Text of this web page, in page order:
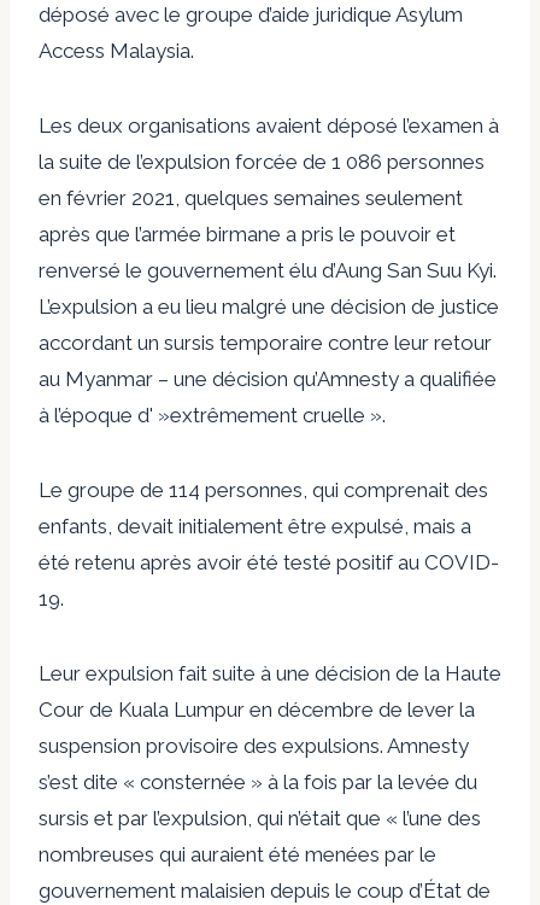
déposé avec le groupe d’aide juridique Asylum
Access Malaysia.
Les deux organisations avaient déposé l’examen à
la suite de l’expulsion forcée de 1 086 personnes
en février 2021, quelques semaines seulement
après que l’armée birmane a pris le pouvoir et
renversé le gouvernement élu d’Aung San Suu Kyi.
L’expulsion a eu lieu malgré une décision de justice
accordant un sursis temporaire contre leur retour
au Myanmar – une décision qu’Amnesty a qualifiée
à l’époque d' »extrêmement cruelle ».
Le groupe de 114 personnes, qui comprenait des
enfants, devait initialement être expulsé, mais a
été retenu après avoir été testé positif au COVID-
19.
Leur expulsion fait suite à une décision de la Haute
Cour de Kuala Lumpur en décembre de lever la
suspension provisoire des expulsions. Amnesty
s’est dite « consternée » à la fois par la levée du
sursis et par l’expulsion, qui n’était que « l’une des
nombreuses qui auraient été menées par le
gouvernement malaisien depuis le coup d’État de